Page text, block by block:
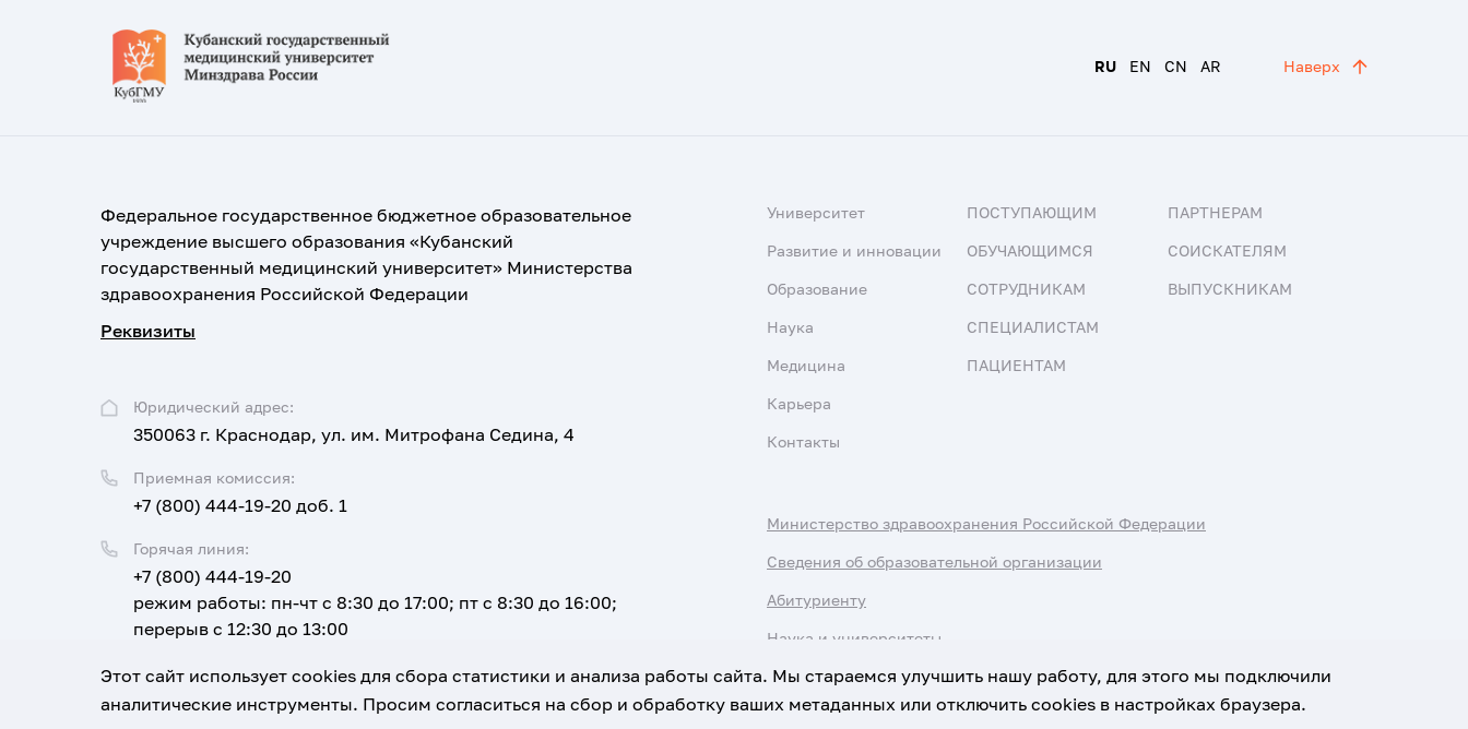
RU EN CN AR Наверх
Федеральное государственное бюджетное образовательное
учреждение высшего образования «Кубанский
государственный медицинский университет» Министерства
здравоохранения Российской Федерации
Реквизиты
Юридический адрес:
350063 г. Краснодар, ул. им. Митрофана Седина, 4
Приемная комиссия:
+7 (800) 444-19-20 доб. 1
Горячая линия:
+7 (800) 444-19-20
режим работы: пн-чт с 8:30 до 17:00; пт с 8:30 до 16:00;
перерыв с 12:30 до 13:00
Email:
corpus@ksma.ru
Университет
Развитие и инновации
Образование
Наука
Медицина
Карьера
Контакты
ПОСТУПАЮЩИМ
ОБУЧАЮЩИМСЯ
СОТРУДНИКАМ
СПЕЦИАЛИСТАМ
ПАЦИЕНТАМ
ПАРТНЕРАМ
СОИСКАТЕЛЯМ
ВЫПУСКНИКАМ
Министерство здравоохранения Российской Федерации
Сведения об образовательной организации
Абитуриенту
Наука и университеты
Этот сайт использует cookies для сбора статистики и анализа работы сайта. Мы стараемся улучшить нашу работу, для этого мы подключили
аналитические инструменты. Просим согласиться на сбор и обработку ваших метаданных или отключить cookies в настройках браузера.